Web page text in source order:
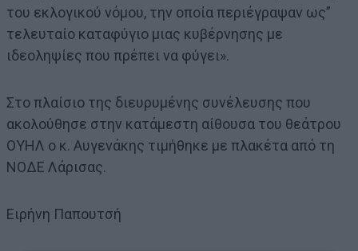
του εκλογικού νόμου, την οποία περιέγραψαν ως”
τελευταίο καταφύγιο μιας κυβέρνησης με
ιδεοληψίες που πρέπει να φύγει».
Στο πλαίσιο της διευρυμένης συνέλευσης που
ακολούθησε στην κατάμεστη αίθουσα του θεάτρου
ΟΥΗΛ ο κ. Αυγενάκης τιμήθηκε με πλακέτα από τη
ΝΟΔΕ Λάρισας.
Ειρήνη Παπουτσή